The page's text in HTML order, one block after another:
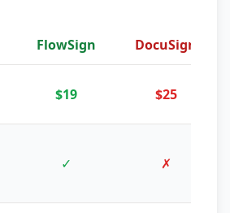
FlowSign DocuSign
$19 $25
✓ ✗